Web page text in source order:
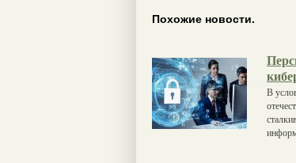
Похожие новости.
В